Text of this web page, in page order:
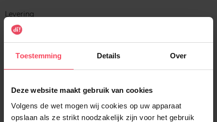
Toestemming Details Over
Deze website maakt gebruik van cookies
Volgens de wet mogen wij cookies op uw apparaat
opslaan als ze strikt noodzakelijk zijn voor het gebruik
Levering
Dit artikel is momenteel niet beschikbaar
Me verwittigen wanneer het weer beschikbaar
is
Gratis retour in je winkelpunt
Verzending binnen 24u